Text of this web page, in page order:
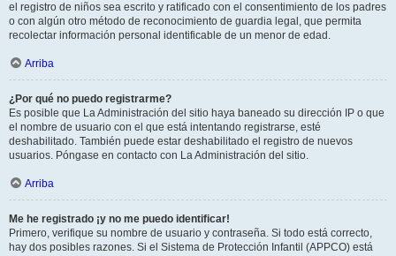
el registro de niños sea escrito y ratificado con el consentimiento de los padres
o con algún otro método de reconocimiento de guardia legal, que permita
recolectar información personal identificable de un menor de edad.
Arriba
¿Por qué no puedo registrarme?
Es posible que La Administración del sitio haya baneado su dirección IP o que
el nombre de usuario con el que está intentando registrarse, esté
deshabilitado. También puede estar deshabilitado el registro de nuevos
usuarios. Póngase en contacto con La Administración del sitio.
Arriba
Me he registrado ¡y no me puedo identificar!
Primero, verifique su nombre de usuario y contraseña. Si todo está correcto,
hay dos posibles razones. Si el Sistema de Protección Infantil (APPCO) está